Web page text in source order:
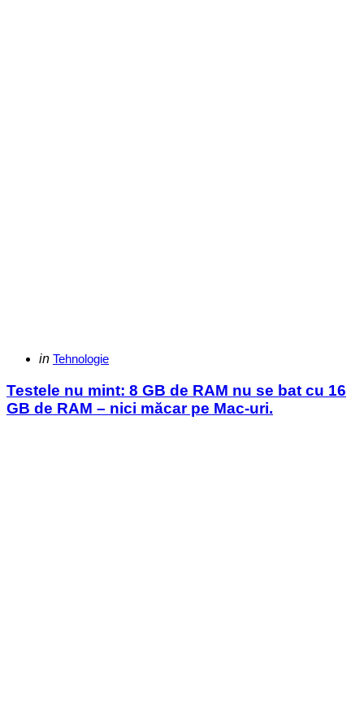
Categories
Posted
in Tehnologie
Testele nu mint: 8 GB de RAM nu se bat cu 16
GB de RAM – nici măcar pe Mac-uri.